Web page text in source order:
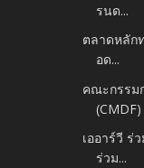
รนด...
ตลาดหลัก
อด...
คณะกรรม
(CMDF)
เออาร์วี ร่
ร่วม...